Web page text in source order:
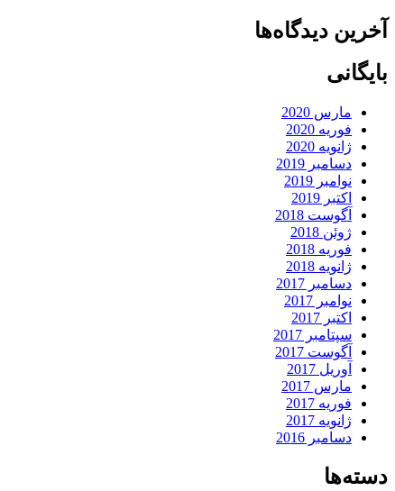
آخرین دیدگاه‌ها
بایگانی
مارس 2020
فوریه 2020
ژانویه 2020
دسامبر 2019
نوامبر 2019
اکتبر 2019
آگوست 2018
ژوئن 2018
فوریه 2018
ژانویه 2018
دسامبر 2017
نوامبر 2017
اکتبر 2017
سپتامبر 2017
آگوست 2017
آوریل 2017
مارس 2017
فوریه 2017
ژانویه 2017
دسامبر 2016
دسته‌ها